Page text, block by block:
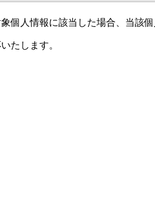
人情報に該当した場合、当該
たします。